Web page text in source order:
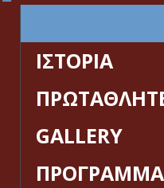
ΙΣΤΟΡΙΑ
GALLERY